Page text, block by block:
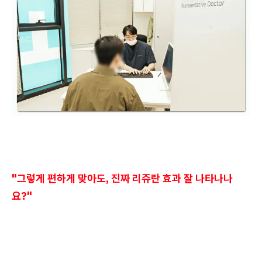
"그렇게 편하게 맞아도, 진짜 리쥬란 효과 잘 나타나나
요?"